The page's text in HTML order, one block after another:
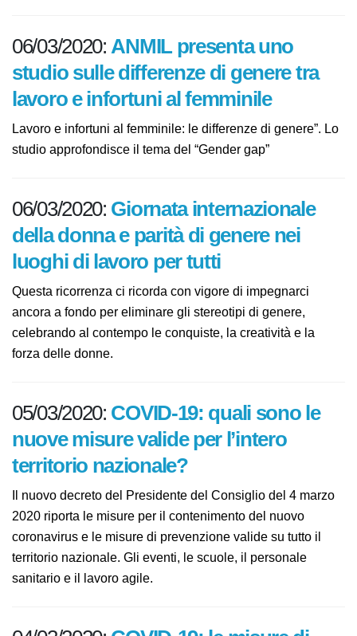
06/03/2020:ANMIL presenta uno
studio sulle differenze di genere tra
lavoro e infortuni al femminile
Lavoro e infortuni al femminile: le differenze di genere”.
Lo studio approfondisce il tema del “Gender gap”
06/03/2020:Giornata internazionale
della donna e parità di genere nei
luoghi di lavoro per tutti
Questa ricorrenza ci ricorda con vigore di impegnarci
ancora a fondo per eliminare gli stereotipi di genere,
celebrando al contempo le conquiste, la creatività e la
forza delle donne.
05/03/2020:COVID-19: quali sono le
nuove misure valide per l’intero
territorio nazionale?
Il nuovo decreto del Presidente del Consiglio del 4
marzo 2020 riporta le misure per il contenimento del
nuovo coronavirus e le misure di prevenzione valide su
tutto il territorio nazionale. Gli eventi, le scuole, il
personale sanitario e il lavoro agile.